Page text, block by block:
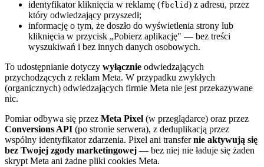
identyfikator kliknięcia w reklamę (fbclid) z adresu, przez
który odwiedzający przyszedł;
informację o tym, że doszło do wyświetlenia strony lub
kliknięcia w przycisk „Pobierz aplikację" — bez treści
wyszukiwań i bez innych danych osobowych.
To udostępnianie dotyczy wyłącznie odwiedzających
przychodzących z reklam Meta. W przypadku zwykłych
(organicznych) odwiedzających firmie Meta nie jest przekazywane
nic.
Pomiar odbywa się przez Meta Pixel (w przeglądarce) oraz przez
Conversions API (po stronie serwera), z deduplikacją przez
wspólny identyfikator zdarzenia. Pixel ani transfer nie aktywują się
bez Twojej zgody marketingowej — bez niej nie ładuje się żaden
skrypt Meta ani żadne pliki cookies Meta.